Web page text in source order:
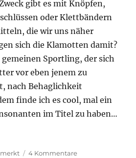
gibt es mit Knöpfen,
oder Klettbändern
die wir uns näher
sich die Klamotten damit?
gemeinen Sportling, der sich
vor eben jenem zu
nach Behaglichkeit
finde ich es cool, mal ein
im Titel zu haben…
4 Kommentarezu